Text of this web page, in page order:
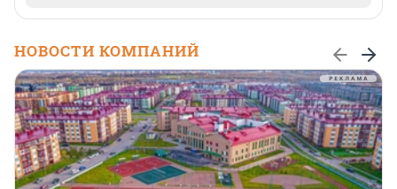
НОВОСТИ КОМПАНИЙ